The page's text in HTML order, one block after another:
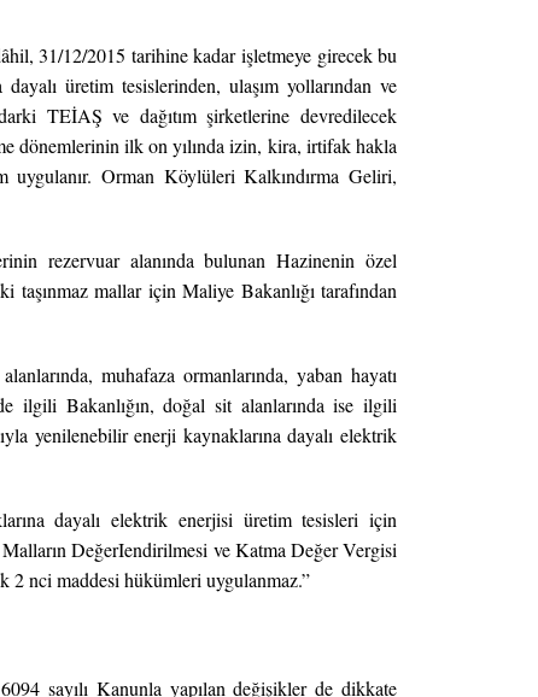
31/12/2015 tarihine kadar işletmeye girecek bu
üretim tesislerinden, ulaşım yollarından ve
TEİAŞ ve dağıtım şirketlerine devredilecek
dönemlerinin ilk on yılında izin, kira, irtifak hakla
Orman Köylüleri Kalkındırma Geliri,
rezervuar alanında bulunan Hazinenin özel
mallar için Maliye Bakanlığı tarafından
muhafaza ormanlarında, yaban hayatı
ilgili Bakanlığın, doğal sit alanlarında ise ilgili
yenilenebilir enerji kaynaklarına dayalı elektrik
dayalı elektrik enerjisi üretim tesisleri için
DeğerIendirilmesi ve Katma Değer Vergisi
2 nci maddesi hükümleri uygulanmaz.”
sayılı Kanunla yapılan değişikler de dikkate